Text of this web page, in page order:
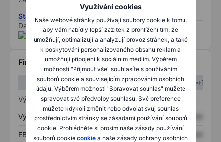
Využívání cookies
Naše webové stránky používají soubory cookie k tomu,
aby vám nabídly lepší zážitek z prohlížení tím, že
umožňují, optimalizují a analyzují provoz stránek, a také
k poskytování personalizovaného obsahu reklam a
umožňují připojení k sociálním médiím. Výběrem
možnosti "Přijmout vše" souhlasíte s používáním
souborů cookie a souvisejícím zpracováním osobních
údajů. Výběrem možnosti "Spravovat souhlas" můžete
spravovat své předvolby souhlasu. Své preference
můžete kdykoli změnit nebo odvolat svůj souhlas
prostřednictvím stránky se zásadami používání souborů
cookie. Prohlédněte si prosím naše zásady používání
souborů cookie cookie a naše zásady ochrany osobních
Stáhněte si metodiku rizik ESG
Data poskytnuta od
Finanční informace
1. čtvrtletí
2. čtvrtletí
Výkaz zisku a ztráty
Výnos XXXXXXX XXXXXXX
EBITDA XXXXXXX XXXXXXX